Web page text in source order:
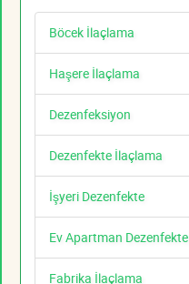
Böcek İlaçlama
Haşere İlaçlama
Dezenfeksiyon
Dezenfekte İlaçlama
İşyeri Dezenfekte
Ev Apartman Dezenfekte
Fabrika İlaçlama